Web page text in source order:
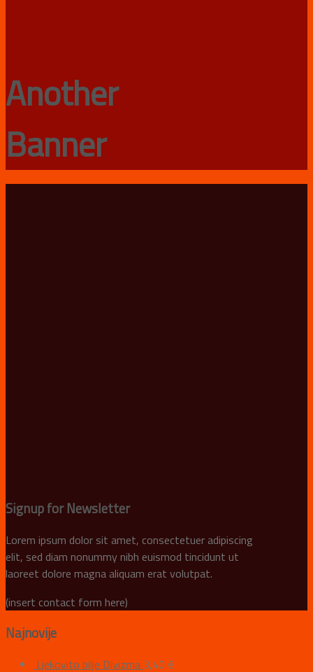
Another
Banner
Signup for Newsletter
Lorem ipsum dolor sit amet, consectetuer adipiscing
elit, sed diam nonummy nibh euismod tincidunt ut
laoreet dolore magna aliquam erat volutpat.
(insert contact form here)
Najnovije
Ljekovito bilje Divizma 3,40 €